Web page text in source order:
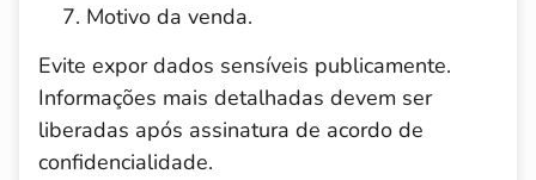
Motivo da venda.
Evite expor dados sensíveis publicamente.
Informações mais detalhadas devem ser
liberadas após assinatura de acordo de
confidencialidade.